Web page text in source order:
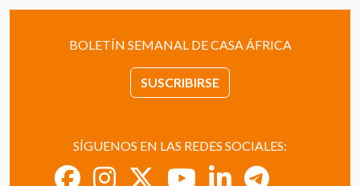
BOLETÍN SEMANAL DE CASA ÁFRICA
SUSCRIBIRSE
SÍGUENOS EN LAS REDES SOCIALES: